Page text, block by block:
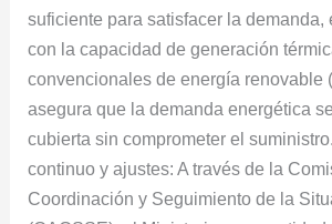
suficiente para satisfacer la demanda,
con la capacidad de generación
convencionales de energía renovable
asegura que la demanda energética
cubierta sin comprometer el
continuo y ajustes: A través de la
Coordinación y Seguimiento de la